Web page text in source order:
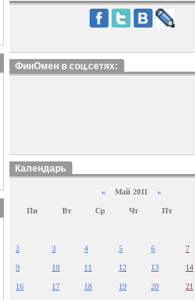
ФинОмен в соц.сетях:
Календарь
« Май 2011 »
Пн Вт Ср Чт Пт
2 3 4 5 6 7
9 10 11 12 13 14
16 17 18 19 20 21